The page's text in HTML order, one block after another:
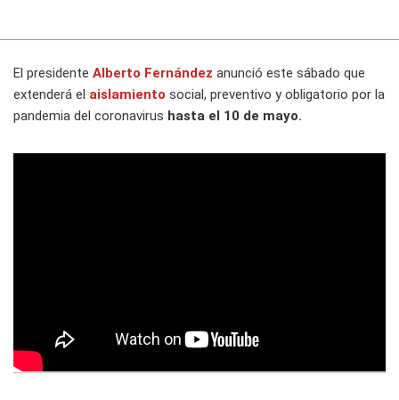
El presidente Alberto Fernández anunció este sábado que
extenderá el aislamiento social, preventivo y obligatorio por la
pandemia del coronavirus hasta el 10 de mayo.